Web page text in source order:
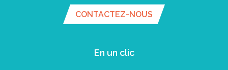
CONTACTEZ-NOUS
En un clic